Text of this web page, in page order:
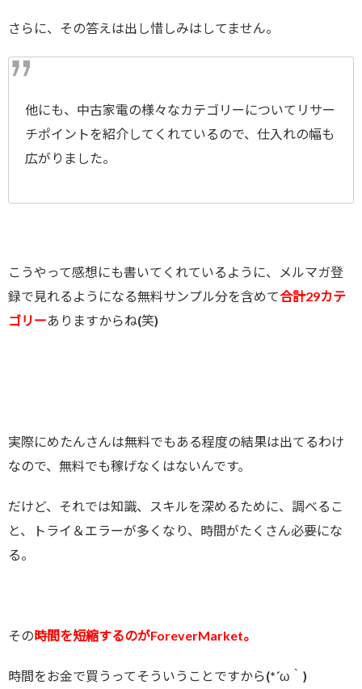
さらに、その答えは出し惜しみはしてません。
他にも、中古家電の様々なカテゴリーについてリサー
チポイントを紹介してくれているので、仕入れの幅も
広がりました。
こうやって感想にも書いてくれているように、メルマガ登
録で見れるようになる無料サンプル分を含めて合計29カテ
ゴリーありますからね(笑)
実際にめたんさんは無料でもある程度の結果は出てるわけ
なので、無料でも稼げなくはないんです。
だけど、それでは知識、スキルを深めるために、調べるこ
と、トライ＆エラーが多くなり、時間がたくさん必要にな
る。
その時間を短縮するのがForeverMarket。
時間をお金で買うってそういうことですから(*´ω｀)